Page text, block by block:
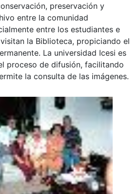
preservación y
entre la comunidad
entre los estudiantes e
la Biblioteca, propiciando el
La universidad Icesi es
proceso de difusión, facilitando
la consulta de las imágenes.